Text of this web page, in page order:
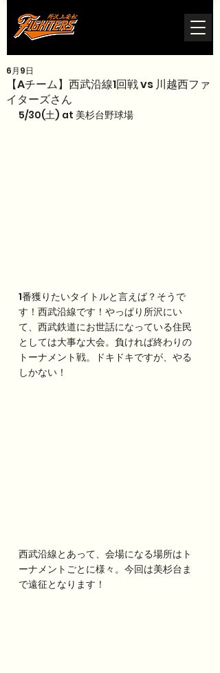
【Aチーム】西武沿線1回戦 vs 川越西ファ
イターズさん
6月9日
5/30(土) at 美杉台野球場
1番獲りたいタイトルと言えば？そうで
す！西武沿線です！やっぱり所沢にい
て、西武鉄道にお世話になっている住民
としては大事な大会。負ければ終わりの
トーナメント戦。ドキドキですが、やる
しかない！
西武沿線とあって、会場になる場所はト
ーナメントごとに様々。今回は美杉台ま
で遠征となります！